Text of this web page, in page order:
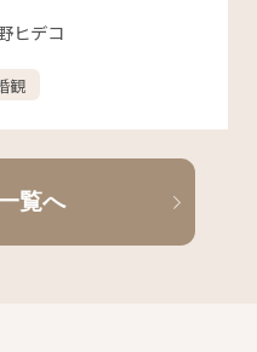
ヒデコ
観
覧へ